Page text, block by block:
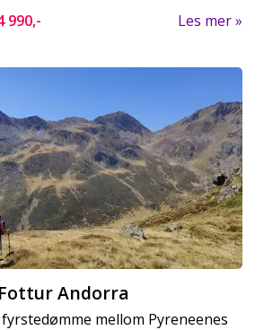
990,- Les mer
Fottur Andorra
mellom Pyreneenes